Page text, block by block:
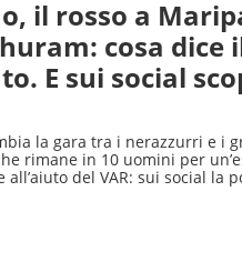
il rosso a
cosa dice
E sui social
la gara tra i nerazzurri e i
rimane in 10 uomini per
all’aiuto del VAR: sui social la